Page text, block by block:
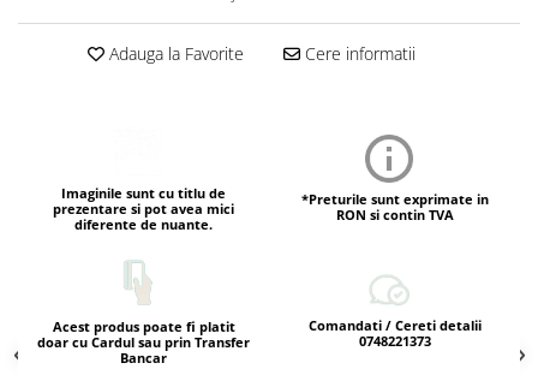
Adauga la Favorite Cere informatii
Imaginile sunt cu titlu de
prezentare si pot avea mici
diferente de nuante.
*Preturile sunt exprimate in
RON si contin TVA
Acest produs poate fi platit
doar cu Cardul sau prin Transfer
Bancar
Comandati / Cereti detalii
0748221373